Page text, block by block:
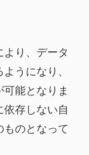
り、データ
うになり、
能となりま
依存しない自
のとなって